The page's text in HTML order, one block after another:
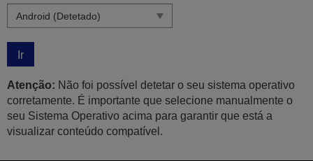
Ir
Atenção: Não foi possível detetar o seu sistema operativo
corretamente. É importante que selecione manualmente o
seu Sistema Operativo acima para garantir que está a
visualizar conteúdo compatível.